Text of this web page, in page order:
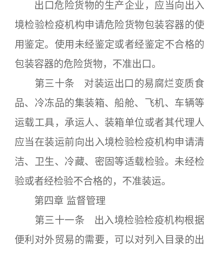
出口危险货物的生产企业，应当向出入
境检验检疫机构申请危险货物包装容器的使
用鉴定。使用未经鉴定或者经鉴定不合格的
包装容器的危险货物，不准出口。
第三十条 对装运出口的易腐烂变质食
品、冷冻品的集装箱、船舱、飞机、车辆等
运载工具，承运人、装箱单位或者其代理人
应当在装运前向出入境检验检疫机构申请清
洁、卫生、冷藏、密固等适载检验。未经检
验或者经检验不合格的，不准装运。
第四章 监督管理
第三十一条 出入境检验检疫机构根据
便利对外贸易的需要，可以对列入目录的出